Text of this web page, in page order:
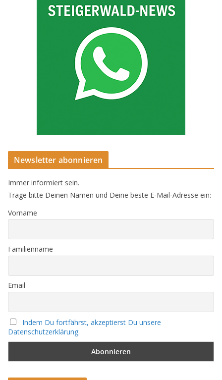
Newsletter abonnieren
Immer informiert sein.
Trage bitte Deinen Namen und Deine beste E-Mail-Adresse ein:
Vorname
Familienname
Email
Indem Du fortfährst, akzeptierst Du unsere
Datenschutzerklärung.